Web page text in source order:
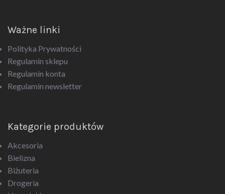
Ważne linki
Polityka Prywatności
Regulamin sklepu
Regulamin konta
Regulamin newsletter
Kategorie produktów
Akcesoria
Bielizna
Biżuteria
Drogeria